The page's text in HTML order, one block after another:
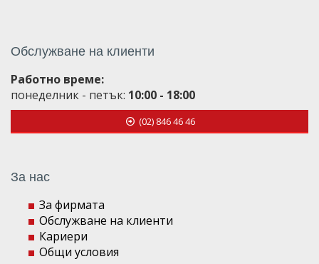
Обслужване на клиенти
Работно време:
понеделник - петък: 10:00 - 18:00
(02) 846 46 46
За нас
За фирмата
Обслужване на клиенти
Кариери
Общи условия